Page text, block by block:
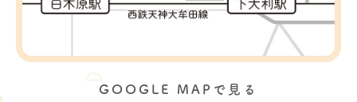
GOOGLE MAPで見る